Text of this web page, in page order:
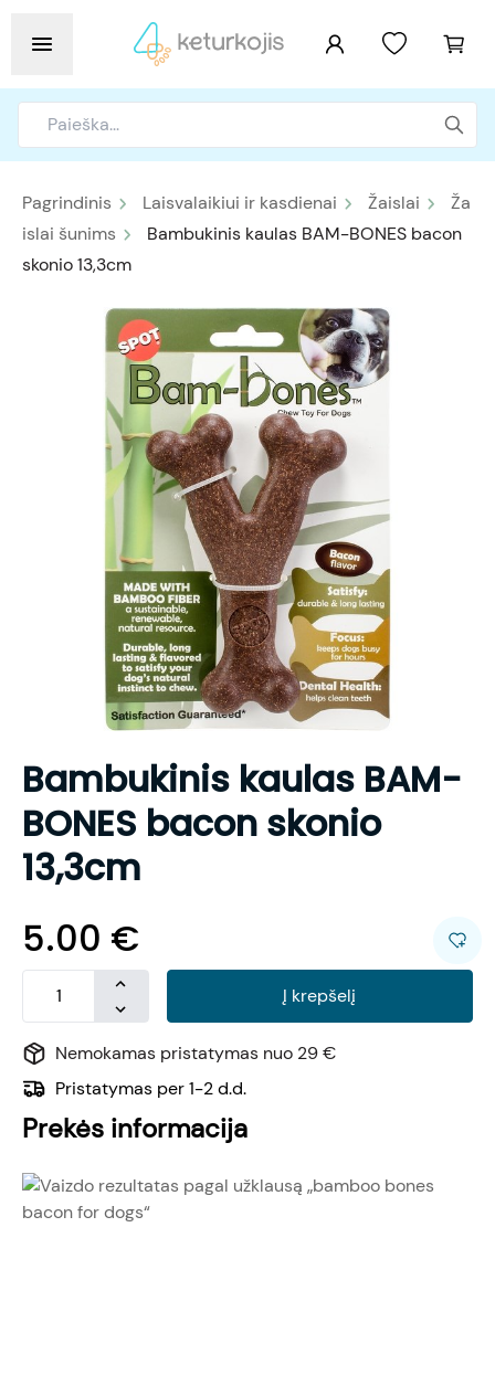
Pagrindinis Laisvalaikiui ir kasdienai Žaislai
Ža
islai šunims
Bambukinis kaulas BAM-BONES bacon
skonio 13,3cm
Bambukinis kaulas BAM-
BONES bacon skonio
13,3cm
5.00 €
Į krepšelį
Nemokamas pristatymas nuo 29 €
Pristatymas per 1-2 d.d.
Prekės informacija